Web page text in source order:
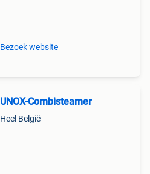
Bezoek website
UNOX-Combisteamer
Heel België